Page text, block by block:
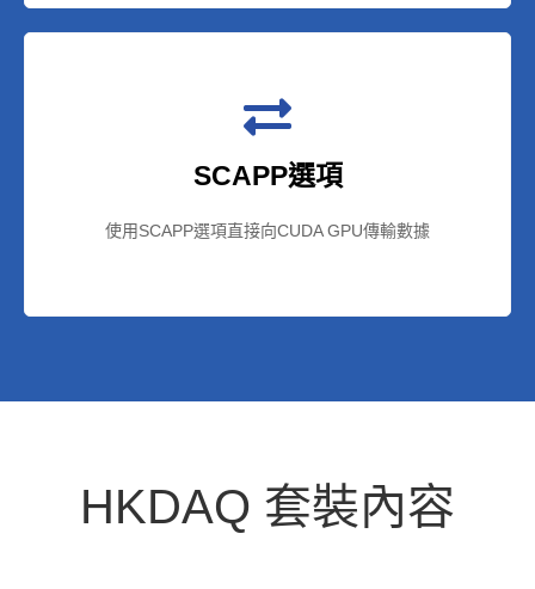
SCAPP選項
使用SCAPP選項直接向CUDA GPU傳輸數據
HKDAQ 套裝內容